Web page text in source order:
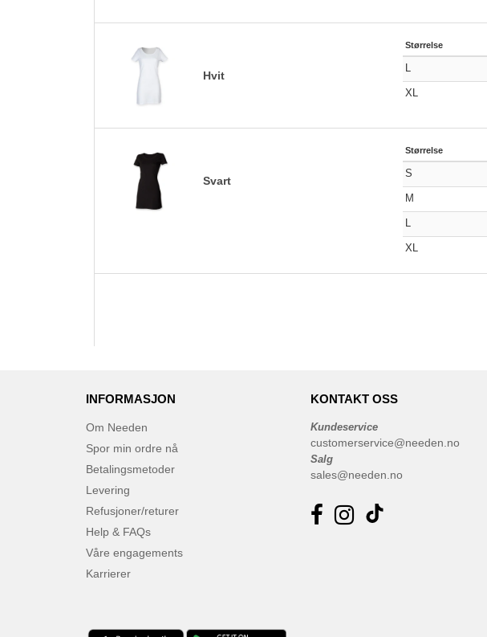
Hvit
Størrelse
L
XL
Svart
Størrelse
S
M
L
XL
INFORMASJON
Om Needen
Spor min ordre nå
Betalingsmetoder
Levering
Refusjoner/returer
Help & FAQs
Våre engagements
Karrierer
KONTAKT OSS
Kundeservice
customerservice@needen.no
Salg
sales@needen.no